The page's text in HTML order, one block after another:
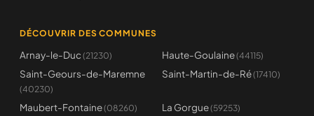
DÉCOUVRIR DES COMMUNES
Arnay-le-Duc (21230) Haute-Goulaine(44115)
Saint-Geours-de-Maremne
(40230)
Saint-Martin-de-Ré(17410)
Maubert-Fontaine(08260) La Gorgue(59253)